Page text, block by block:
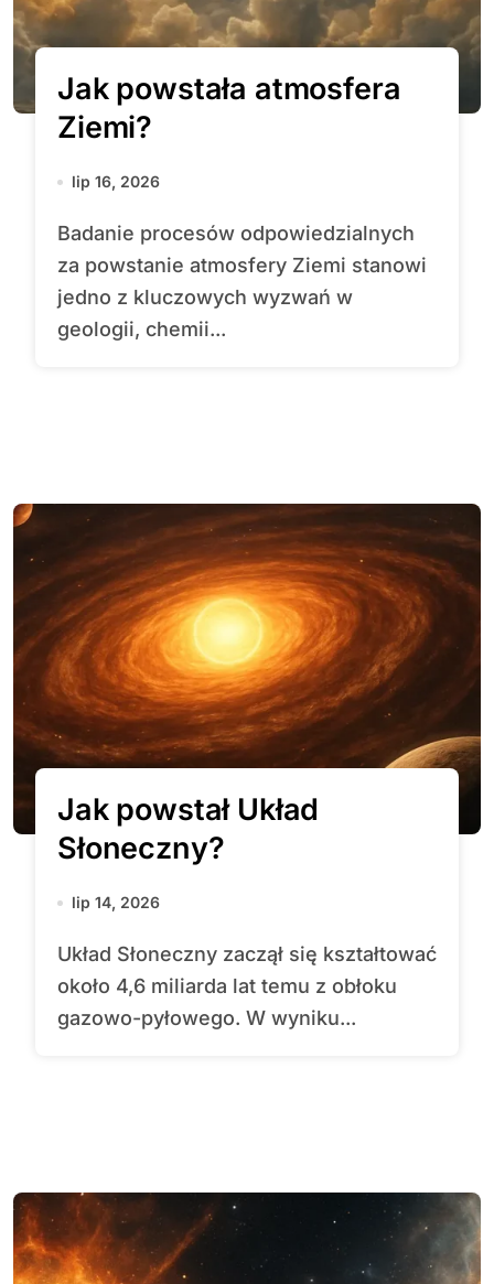
Jak powstała atmosfera
Ziemi?
lip 16, 2026
Badanie procesów odpowiedzialnych
za powstanie atmosfery Ziemi stanowi
jedno z kluczowych wyzwań w
geologii, chemii...
Jak powstał Układ
Słoneczny?
lip 14, 2026
Układ Słoneczny zaczął się kształtować
około 4,6 miliarda lat temu z obłoku
gazowo-pyłowego. W wyniku...